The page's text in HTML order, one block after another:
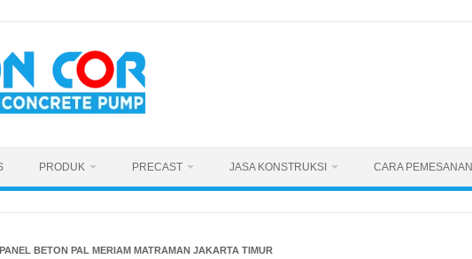
PRODUK PRECAST JASA KONSTRUKSI CARA PEMESANAN
BETON PAL MERIAM MATRAMAN JAKARTA TIMUR